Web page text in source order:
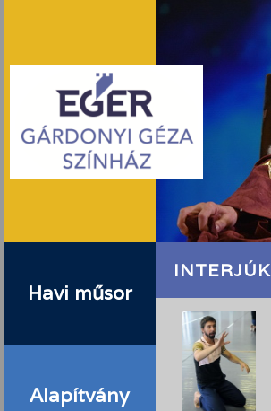
Havi műsor
Alapítvány
INTERJÚK